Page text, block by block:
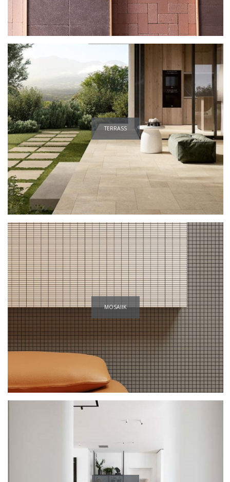
TERRASS
MOSAIIK